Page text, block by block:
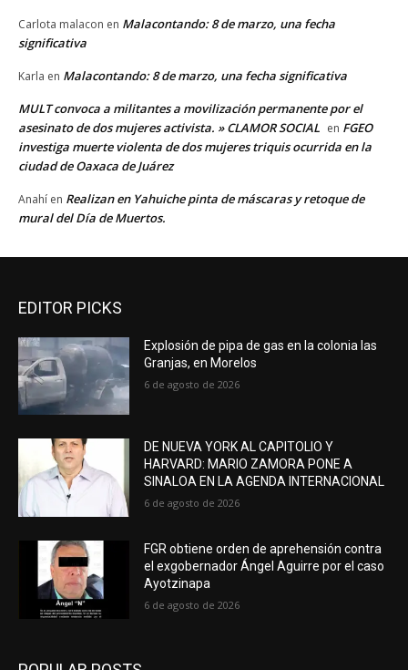
Carlota malacon en Malacontando: 8 de marzo, una fecha
significativa
Karla en Malacontando: 8 de marzo, una fecha significativa
MULT convoca a militantes a movilización permanente por el
asesinato de dos mujeres activista. » CLAMOR SOCIAL en FGEO
investiga muerte violenta de dos mujeres triquis ocurrida en la
ciudad de Oaxaca de Juárez
Anahí en Realizan en Yahuiche pinta de máscaras y retoque de
mural del Día de Muertos.
EDITOR PICKS
Explosión de pipa de gas en la colonia las
Granjas, en Morelos
6 de agosto de 2026
DE NUEVA YORK AL CAPITOLIO Y
HARVARD: MARIO ZAMORA PONE A
SINALOA EN LA AGENDA INTERNACIONAL
6 de agosto de 2026
FGR obtiene orden de aprehensión contra
el exgobernador Ángel Aguirre por el caso
Ayotzinapa
6 de agosto de 2026